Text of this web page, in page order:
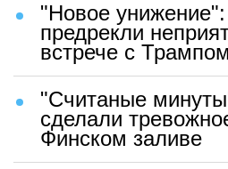
"Новое
предрекли
встрече с Трампом
"Считаные
сделали
Финском заливе